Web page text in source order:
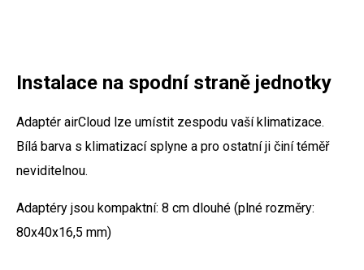
Instalace na spodní straně jednotky
Adaptér airCloud lze umístit zespodu vaší klimatizace.
Bílá barva s klimatizací splyne a pro ostatní ji činí téměř
neviditelnou.
Adaptéry jsou kompaktní: 8 cm dlouhé (plné rozměry:
80x40x16,5 mm)